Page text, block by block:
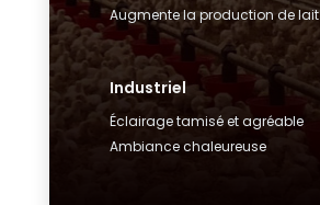
Augmente la production de lait
Industriel
Éclairage tamisé et agréable
Ambiance chaleureuse